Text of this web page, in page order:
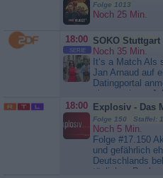
Folge 1013
Noch 25 Min.
18:00
SERIE
SOKO Stuttgart
Noch 35 Min.
It‘s a Match Als
Jan Arnaud auf
Datingportal
eine gewisse
ahnt er nicht,
einen Mordfall
Denn kurz
von Markus
auf der
Fakeprofil...
18:00 Explosiv - Das
Folge 150 Staffel:
Noch 5 Min.
Folge #17.150
und gefährlich
Deutschlands
tägliches